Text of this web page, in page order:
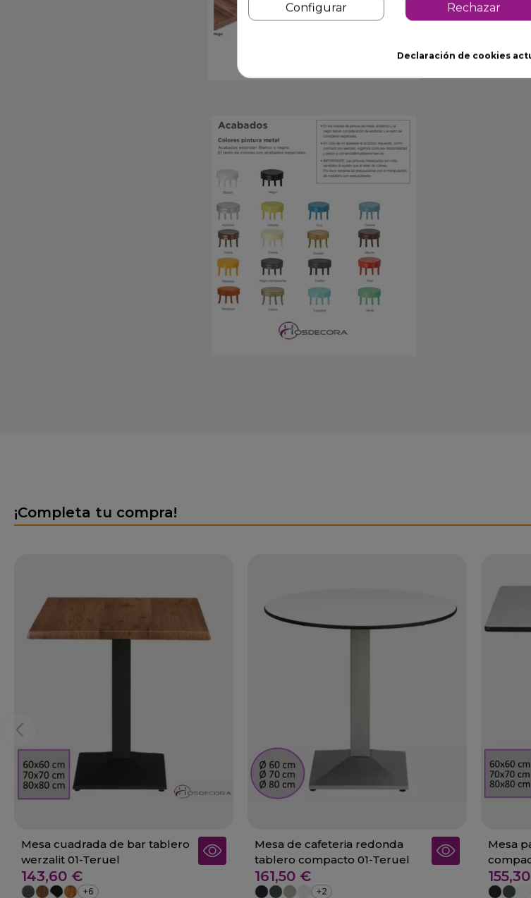
¡Completa tu compra!
Mesa cuadrada de bar tablero
werzalit 01-Teruel
143,60 €
+6
Mesa de cafeteria redonda
tablero compacto 01-Teruel
161,50 €
+2
Mesa
Configurar Rechazar
Declaración de cookies